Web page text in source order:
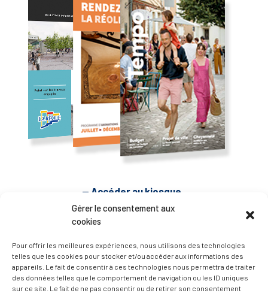
Gérer le consentement aux
cookies
Pour offrir les meilleures expériences, nous utilisons des technologies
telles que les cookies pour stocker et/ou accéder aux informations des
appareils. Le fait de consentir à ces technologies nous permettra de traiter
des données telles que le comportement de navigation ou les ID uniques
sur ce site. Le fait de ne pas consentir ou de retirer son consentement
— Accéder au kiosque
— Découvrir et visiter